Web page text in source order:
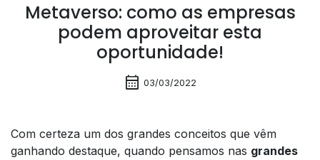
Metaverso: como as empresas
podem aproveitar esta
oportunidade!
calendar_month 03/03/2022
Com certeza um dos grandes conceitos que vêm
ganhando destaque, quando pensamos nas grandes